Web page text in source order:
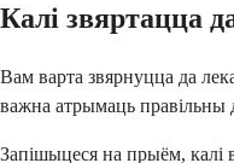
Калі звяртацца
Вам варта звярнуцца да
важна атрымаць правільны
Запішыцеся на прыём, калі